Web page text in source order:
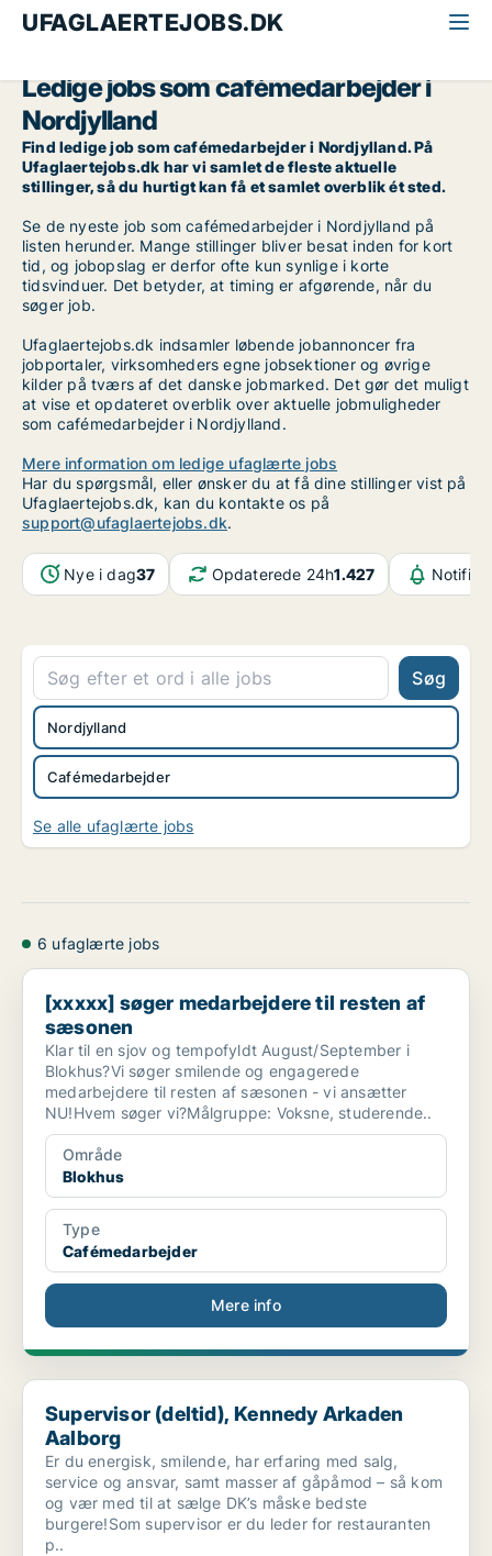
UFAGLAERTEJOBS.DK
Ledige jobs som cafémedarbejder i
Nordjylland
Find ledige job som cafémedarbejder i Nordjylland. På
Ufaglaertejobs.dk har vi samlet de fleste aktuelle
stillinger, så du hurtigt kan få et samlet overblik ét sted.
Se de nyeste job som cafémedarbejder i Nordjylland på
listen herunder. Mange stillinger bliver besat inden for kort
tid, og jobopslag er derfor ofte kun synlige i korte
tidsvinduer. Det betyder, at timing er afgørende, når du
søger job.
Ufaglaertejobs.dk indsamler løbende jobannoncer fra
jobportaler, virksomheders egne jobsektioner og øvrige
kilder på tværs af det danske jobmarked. Det gør det muligt
at vise et opdateret overblik over aktuelle jobmuligheder
som cafémedarbejder i Nordjylland.
Mere information om ledige ufaglærte jobs
Har du spørgsmål, eller ønsker du at få dine stillinger vist på
Ufaglaertejobs.dk, kan du kontakte os på
support@ufaglaertejobs.dk.
Nye i dag37 Opdaterede 24h1.427
Søg
Cafémedarbejder
Nordjylland
Se alle ufaglærte jobs
6 ufaglærte jobs
[xxxxx] søger medarbejdere til resten af sæsonen
[xxxxx] søger medarbejdere til resten af
sæsonen
Klar til en sjov og tempofyldt August/September i
Blokhus?Vi søger smilende og engagerede
medarbejdere til resten af sæsonen - vi ansætter
NU!Hvem søger vi?Målgruppe: Voksne, studerende..
Område
Blokhus
Type
Cafémedarbejder
Mere info
Supervisor (deltid), Kennedy Arkaden Aalborg
Supervisor (deltid), Kennedy Arkaden
Aalborg
Er du energisk, smilende, har erfaring med salg,
service og ansvar, samt masser af gåpåmod – så kom
og vær med til at sælge DK’s måske bedste
burgere!Som supervisor er du leder for restauranten
p..